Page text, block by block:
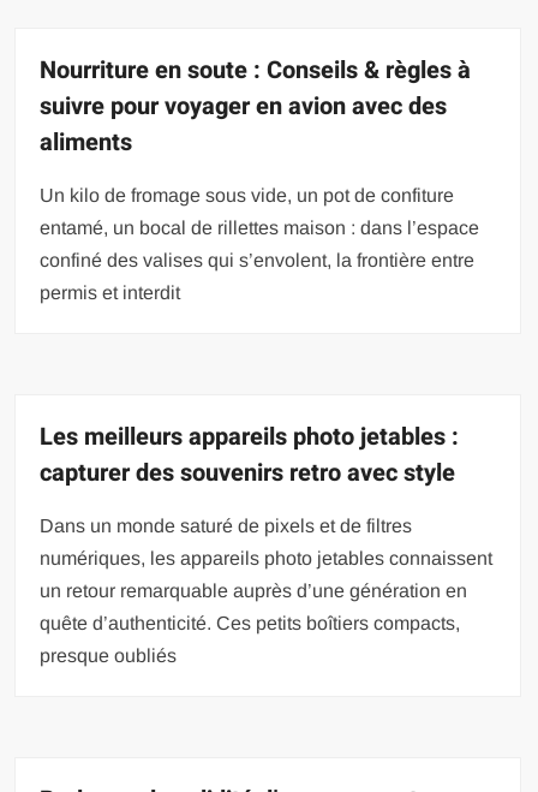
Nourriture en soute : Conseils & règles à
suivre pour voyager en avion avec des
aliments
Un kilo de fromage sous vide, un pot de confiture
entamé, un bocal de rillettes maison : dans l’espace
confiné des valises qui s’envolent, la frontière entre
permis et interdit
Les meilleurs appareils photo jetables :
capturer des souvenirs retro avec style
Dans un monde saturé de pixels et de filtres
numériques, les appareils photo jetables connaissent
un retour remarquable auprès d’une génération en
quête d’authenticité. Ces petits boîtiers compacts,
presque oubliés